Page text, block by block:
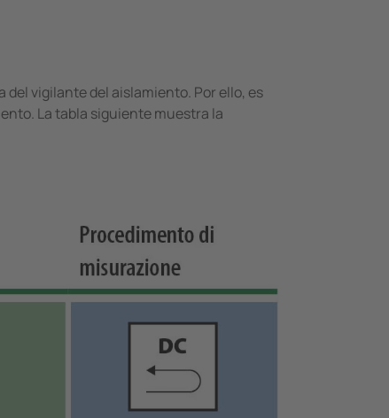
vigilante del aislamiento. Por ello, es
La tabla siguiente muestra la